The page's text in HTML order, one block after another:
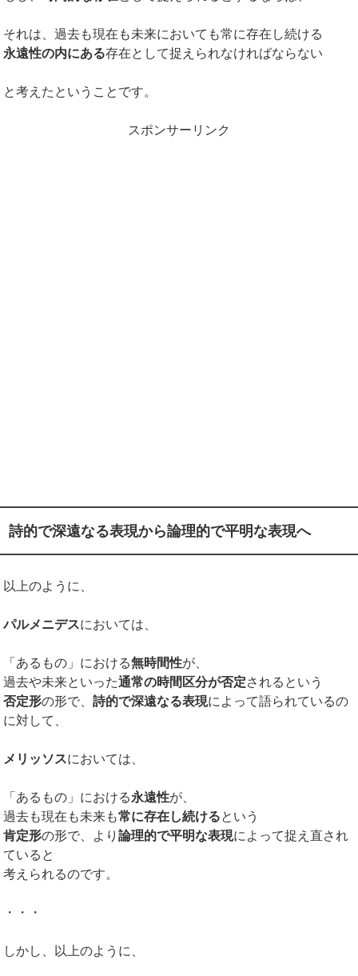
それは、過去も現在も未来においても常に存在し続ける
永遠性の内にある存在として捉えられなければならない
と考えたということです。
スポンサーリンク
詩的で深遠なる表現から論理的で平明な表現へ
以上のように、
パルメニデスにおいては、
「あるもの」における無時間性が、
過去や未来といった通常の時間区分が否定されるという
否定形の形で、詩的で深遠なる表現によって語られているの
に対して、
メリッソスにおいては、
「あるもの」における永遠性が、
過去も現在も未来も常に存在し続けるという
肯定形の形で、より論理的で平明な表現によって捉え直され
ていると
考えられるのです。
・・・
しかし、以上のように、